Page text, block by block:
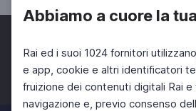
Abbiamo a cuore la
Rai ed i suoi 1024 fornitori
e app, cookie e altri identificatori
fruizione dei contenuti digitali Rai e
navigazione e, previo consenso
Facebook Twitter